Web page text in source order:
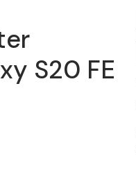
S20 FE